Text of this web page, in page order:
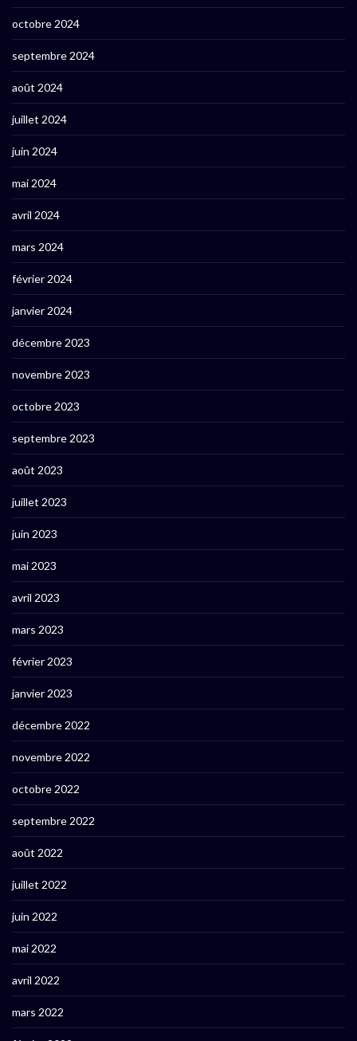
octobre 2024
septembre 2024
août 2024
juillet 2024
juin 2024
mai 2024
avril 2024
mars 2024
février 2024
janvier 2024
décembre 2023
novembre 2023
octobre 2023
septembre 2023
août 2023
juillet 2023
juin 2023
mai 2023
avril 2023
mars 2023
février 2023
janvier 2023
décembre 2022
novembre 2022
octobre 2022
septembre 2022
août 2022
juillet 2022
juin 2022
mai 2022
avril 2022
mars 2022